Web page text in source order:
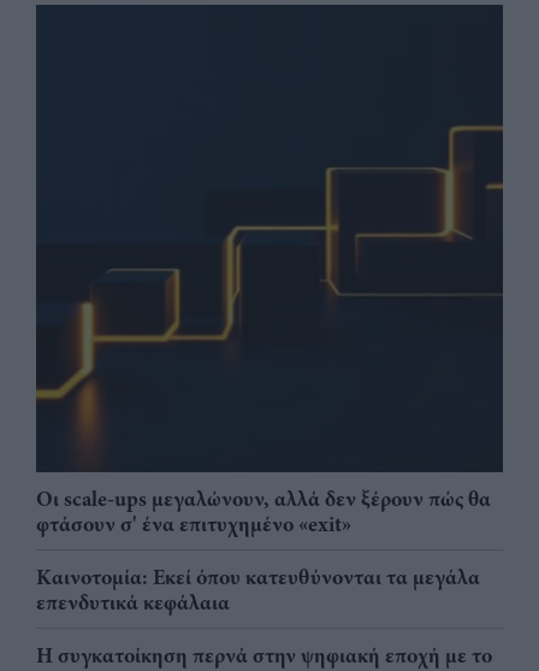
Οι scale-ups μεγαλώνουν, αλλά δεν ξέρουν πώς θα
φτάσουν σ' ένα επιτυχημένο «exit»
Καινοτομία: Εκεί όπου κατευθύνονται τα μεγάλα
επενδυτικά κεφάλαια
Η συγκατοίκηση περνά στην ψηφιακή εποχή με το